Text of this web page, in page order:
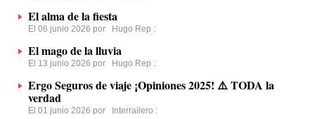
El alma de la fiesta
El 06 junio 2026 por Hugo Rep :
El mago de la lluvia
El 13 junio 2026 por Hugo Rep :
Ergo Seguros de viaje ¡Opiniones 2025! ⚠️ TODA la
verdad
El 01 junio 2026 por Interrailero :